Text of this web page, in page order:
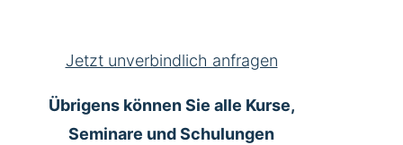
Jetzt unverbindlich anfragen
Übrigens können Sie alle Kurse,
Seminare und Schulungen